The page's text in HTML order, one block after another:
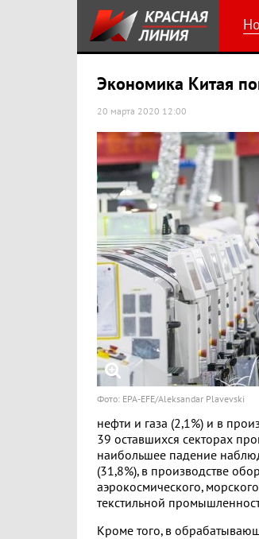
Экономика Китая
20 марта 2020 12:00
Фото: EPA-EFE/Aleksandar Plavevski
нефти и газа (2,1%) и в
39 оставшихся секторах
наибольшее падение
(31,8%), в производстве
аэрокосмического,
текстильной
Кроме того, в